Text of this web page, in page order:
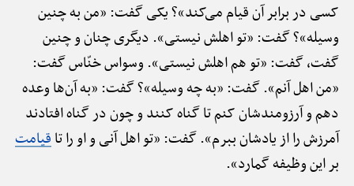
کسی در برابر آن قیام می‌کند»؟ یکی گفت: «من به چنین
وسیله»؟ گفت: «تو اهلش نیستی». دیگری چنان و چنین
گفت، گفت: «تو هم اهلش نیستی». وسواس خنّاس گفت:
«من اهل آنم». گفت: «به چه وسیله»؟ گفت: «به آن‌ها وعده
دهم و آرزومندشان کنم تا گناه کنند و چون در گناه افتادند
آمرزش را از یادشان ببرم». گفت: «تو اهل آنی و او را تاقیامت
بر این وظیفه گمارد».